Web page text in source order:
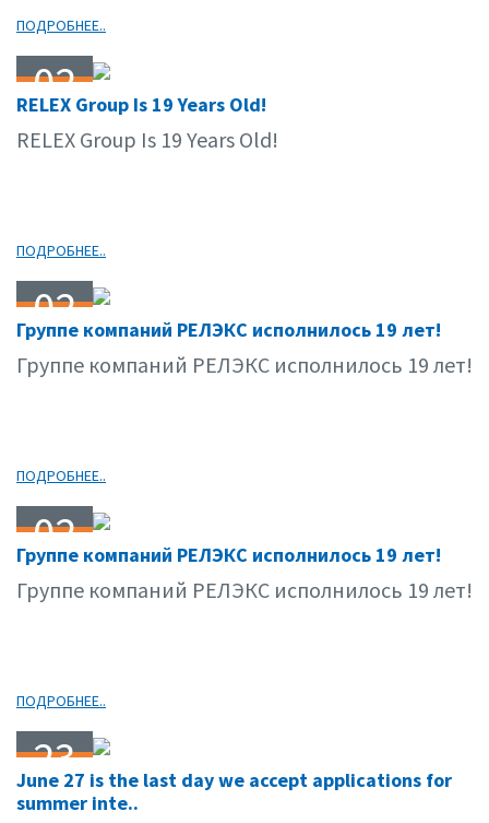
ПОДРОБНЕЕ..
02
07.09
RELEX Group Is 19 Years Old!
RELEX Group Is 19 Years Old!
ПОДРОБНЕЕ..
02
07.09
Группе компаний РЕЛЭКС исполнилось 19 лет!
Группе компаний РЕЛЭКС исполнилось 19 лет!
ПОДРОБНЕЕ..
02
07.09
Группе компаний РЕЛЭКС исполнилось 19 лет!
Группе компаний РЕЛЭКС исполнилось 19 лет!
ПОДРОБНЕЕ..
23
06.09
June 27 is the last day we accept applications for
summer inte..